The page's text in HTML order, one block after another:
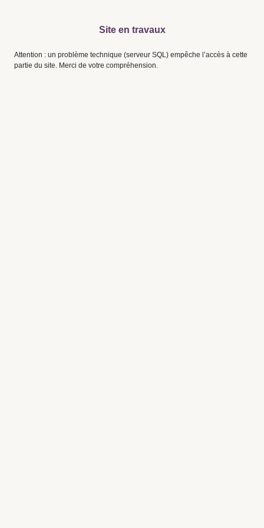
Site en travaux
Attention : un problème technique (serveur SQL) empêche l’accès à cette
partie du site. Merci de votre compréhension.